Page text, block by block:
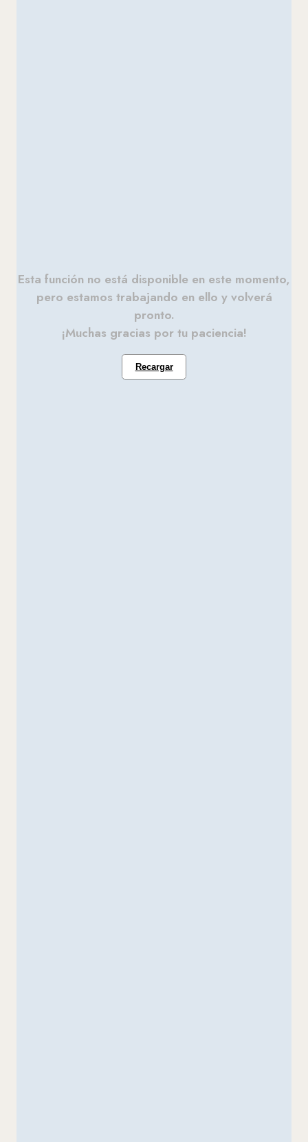
Esta función no está disponible en este momento,
pero estamos trabajando en ello y volverá
pronto.
¡Muchas gracias por tu paciencia!
Recargar